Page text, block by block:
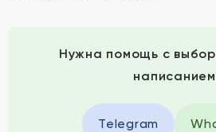
Нужна помощь с
Telegram